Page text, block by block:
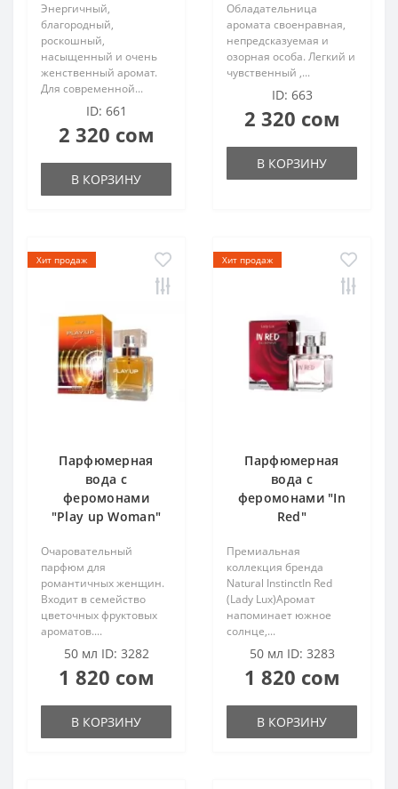
Энергичный,
благородный,
роскошный,
насыщенный и очень
женственный аромат.
Для современной...
ID: 661
2 320 сом
В КОРЗИНУ
Обладательница
аромата своенравная,
непредсказуемая и
озорная особа. Легкий и
чувственный ,...
ID: 663
2 320 сом
В КОРЗИНУ
Хит продаж
Парфюмерная
вода с
феромонами
"Play up Woman"
Очаровательный
парфюм для
романтичных женщин.
Входит в семейство
цветочных фруктовых
ароматов....
50 мл ID: 3282
1 820 сом
В КОРЗИНУ
Хит продаж
Парфюмерная
вода с
феромонами "In
Red"
Премиальная
коллекция бренда
Natural InstinctIn Red
(Lady Lux)Аромат
напоминает южное
солнце,...
50 мл ID: 3283
1 820 сом
В КОРЗИНУ